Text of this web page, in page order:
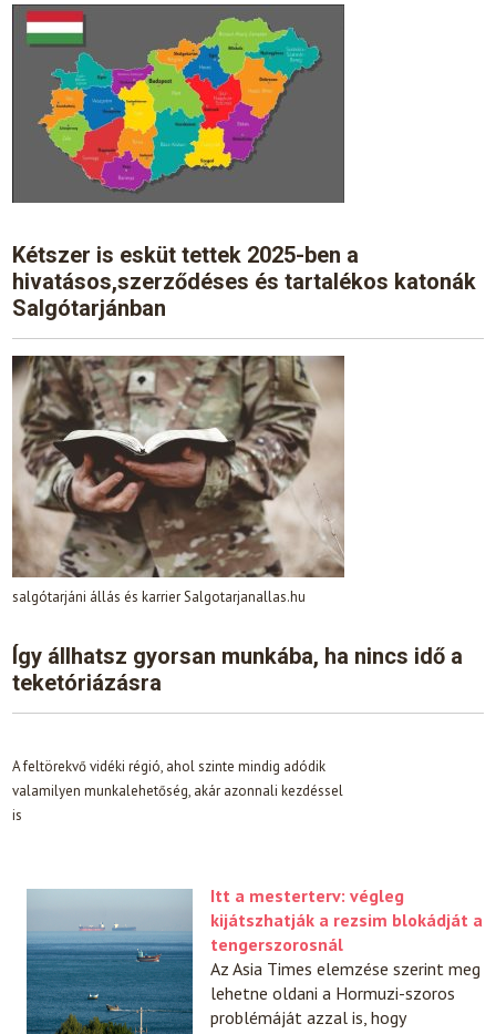
Kétszer is esküt tettek 2025-ben a
hivatásos,szerződéses és tartalékos katonák
Salgótarjánban
salgótarjáni állás és karrier Salgotarjanallas.hu
Így állhatsz gyorsan munkába, ha nincs idő a
teketóriázásra
A feltörekvő vidéki régió, ahol szinte mindig adódik
valamilyen munkalehetőség, akár azonnali kezdéssel
is
Itt a mesterterv: végleg
kijátszhatják a rezsim blokádját a
tengerszorosnál
Az Asia Times elemzése szerint meg
lehetne oldani a Hormuzi-szoros
problémáját azzal is, hogy